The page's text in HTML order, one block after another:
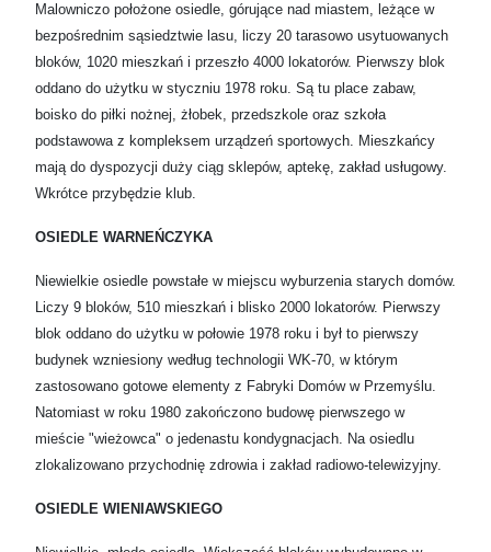
Malowniczo położone osiedle, górujące nad miastem, leżące w
bezpośrednim sąsiedztwie lasu, liczy 20 tarasowo usytuowanych
bloków, 1020 mieszkań i przeszło 4000 lokatorów. Pierwszy blok
oddano do użytku w styczniu 1978 roku. Są tu place zabaw,
boisko do piłki nożnej, żłobek, przedszkole oraz szkoła
podstawowa z kompleksem urządzeń sportowych. Mieszkańcy
mają do dyspozycji duży ciąg sklepów, aptekę, zakład usługowy.
Wkrótce przybędzie klub.
OSIEDLE WARNEŃCZYKA
Niewielkie osiedle powstałe w miejscu wyburzenia starych domów.
Liczy 9 bloków, 510 mieszkań i blisko 2000 lokatorów. Pierwszy
blok oddano do użytku w połowie 1978 roku i był to pierwszy
budynek wzniesiony według technologii WK-70, w którym
zastosowano gotowe elementy z Fabryki Domów w Przemyślu.
Natomiast w roku 1980 zakończono budowę pierwszego w
mieście "wieżowca" o jedenastu kondygnacjach. Na osiedlu
zlokalizowano przychodnię zdrowia i zakład radiowo-telewizyjny.
OSIEDLE WIENIAWSKIEGO